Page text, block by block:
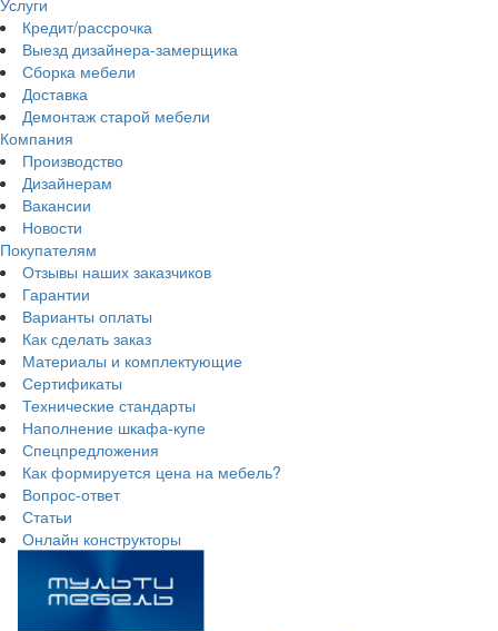
Услуги
Кредит/рассрочка
Выезд дизайнера-замерщика
Сборка мебели
Доставка
Демонтаж старой мебели
Компания
Производство
Дизайнерам
Вакансии
Новости
Покупателям
Отзывы наших заказчиков
Гарантии
Варианты оплаты
Как сделать заказ
Материалы и комплектующие
Сертификаты
Технические стандарты
Наполнение шкафа-купе
Спецпредложения
Как формируется цена на мебель?
Вопрос-ответ
Статьи
Онлайн конструкторы